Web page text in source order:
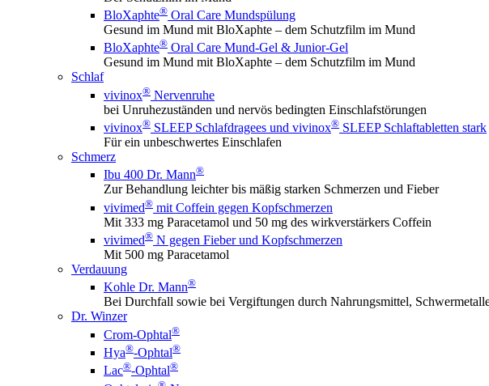
BloXaphte® Oral Care Mundspülung
Gesund im Mund mit BloXaphte – dem Schutzfilm im Mund
BloXaphte® Oral Care Mund-Gel & Junior-Gel
Gesund im Mund mit BloXaphte – dem Schutzfilm im Mund
Schlaf
vivinox® Nervenruhe
bei Unruhezuständen und nervös bedingten Einschlafstörungen
vivinox® SLEEP Schlafdragees und vivinox® SLEEP Schlaftabletten stark
Für ein unbeschwertes Einschlafen
Schmerz
Ibu 400 Dr. Mann®
Zur Behandlung leichter bis mäßig starken Schmerzen und Fieber
vivimed® mit Coffein gegen Kopfschmerzen
Mit 333 mg Paracetamol und 50 mg des wirkverstärkers Coffein
vivimed® N gegen Fieber und Kopfschmerzen
Mit 500 mg Paracetamol
Verdauung
Kohle Dr. Mann®
Bei Durchfall sowie bei Vergiftungen durch Nahrungsmittel,
Dr. Winzer
Crom-Ophtal®
Hya®-Ophtal®
Lac®-Ophtal®